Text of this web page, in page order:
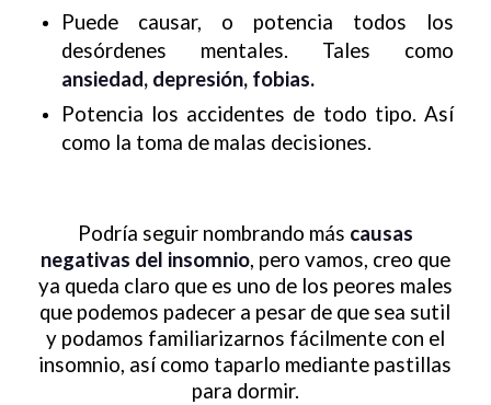
Puede causar, o potencia todos los
desórdenes mentales. Tales como
ansiedad, depresión, fobias.
Potencia los accidentes de todo tipo. Así
como la toma de malas decisiones.
Podría seguir nombrando más causas
negativas del insomnio, pero vamos, creo que
ya queda claro que es uno de los peores males
que podemos padecer a pesar de que sea sutil
y podamos familiarizarnos fácilmente con el
insomnio, así como taparlo mediante pastillas
para dormir.